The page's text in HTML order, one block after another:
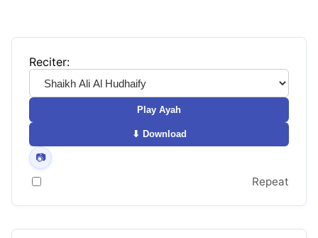
Reciter:
Play Ayah
⬇ Download
📷
Repeat